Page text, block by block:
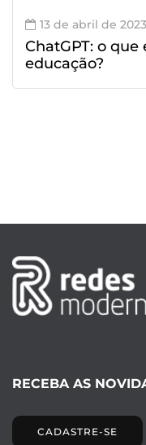
13 de abril de 2023
ChatGPT: o
educação?
RECEBA AS
CADASTRE-SE